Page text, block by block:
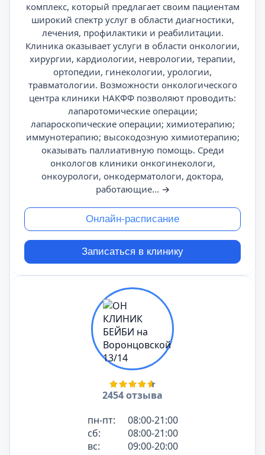
комплекс, который предлагает своим пациентам
широкий спектр услуг в области диагностики,
лечения, профилактики и реабилитации.
Клиника оказывает услуги в области онкологии,
хирургии, кардиологии, неврологии, терапии,
ортопедии, гинекологии, урологии,
травматологии. Возможности онкологического
центра клиники НАКФФ позволяют проводить:
лапаротомические операции;
лапароскопические операции; химиотерапию;
иммунотерапию; высокодозную химиотерапию;
оказывать паллиативную помощь. Среди
онкологов клиники онкогинекологи,
онкоурологи, онкодерматологи, доктора,
работающие... →
Онлайн-расписание
Записаться в клинику
2454 отзыва
пн-пт:
08:00-21:00
сб:
08:00-21:00
вс:
09:00-20:00